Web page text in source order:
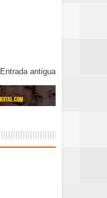
Entrada antigua